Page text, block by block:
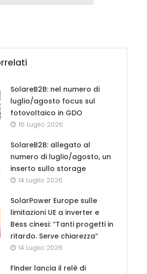
SolareB2B: nel numero di
luglio/agosto focus sul
fotovoltaico in GDO
16 Luglio 2026
SolareB2B: allegato al
numero di luglio/agosto, un
inserto sullo storage
14 Luglio 2026
SolarPower Europe sulle
limitazioni UE a inverter e
Bess cinesi: “Tanti progetti in
ritardo. Serve chiarezza”
14 Luglio 2026
Finder lancia il relè di